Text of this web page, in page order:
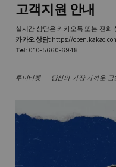
고객지원 안내
실시간 상담은 카카오톡 또는 전화
카카오 상담:https://
Tel: 010-5660-6948
루미티켓 — 당신의 가장 가까운 금